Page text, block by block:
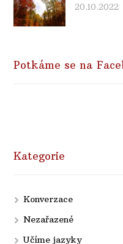
20.10.2022
Potkáme se na
Kategorie
Konverzace
Nezařazené
Učíme jazyky